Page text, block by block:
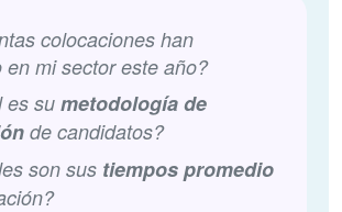
colocaciones han
en mi sector este año?
es sumetodología de
de candidatos?
son sus tiempos promedio